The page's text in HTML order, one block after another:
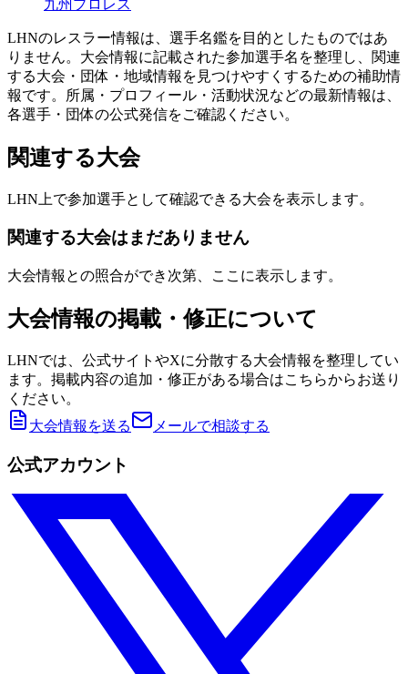
九州プロレス
LHNのレスラー情報は、選手名鑑を目的としたものではあ
りません。大会情報に記載された参加選手名を整理し、関連
する大会・団体・地域情報を見つけやすくするための補助情
報です。所属・プロフィール・活動状況などの最新情報は、
各選手・団体の公式発信をご確認ください。
関連する大会
LHN上で参加選手として確認できる大会を表示します。
関連する大会はまだありません
大会情報との照合ができ次第、ここに表示します。
大会情報の掲載・修正について
LHNでは、公式サイトやXに分散する大会情報を整理してい
ます。掲載内容の追加・修正がある場合はこちらからお送り
ください。
大会情報を送る
メールで相談する
公式アカウント